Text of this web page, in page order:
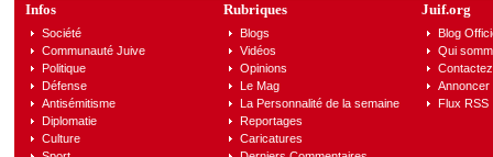
Infos
Société
Communauté Juive
Politique
Défense
Antisémitisme
Diplomatie
Culture
Rubriques
Blogs
Vidéos
Opinions
Le Mag
La Personnalité de la semaine
Reportages
Caricatures
Juif.org
Blog
Qui
Annoncer
Flux RSS